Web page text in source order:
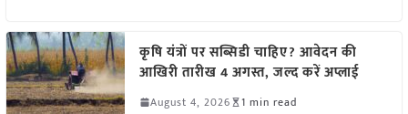
कृषि यंत्रों पर सब्सिडी चाहिए? आवेदन की
आखिरी तारीख 4 अगस्त, जल्द करें अप्लाई
August 4, 2026 1 min read